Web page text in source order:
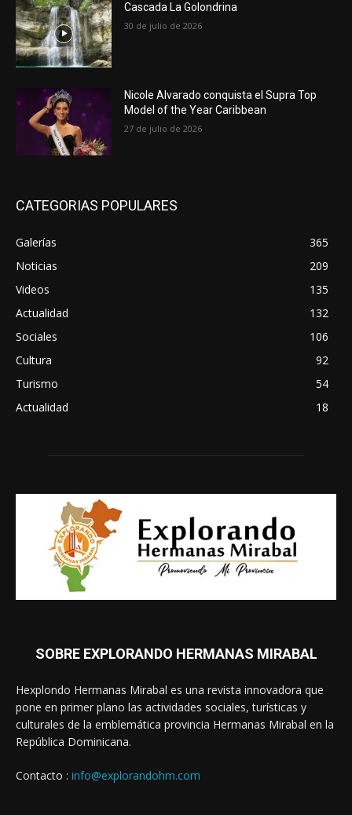
Cascada La Golondrina
30 de julio de 2026
Nicole Alvarado conquista el Supra Top
Model of the Year Caribbean
27 de julio de 2026
CATEGORIAS POPULARES
Galerías
365
Noticias
209
Videos
135
Actualidad
132
Sociales
106
Cultura
92
Turismo
54
Actualidad
18
SOBRE EXPLORANDO HERMANAS MIRABAL
Hexplondo Hermanas Mirabal es una revista innovadora que
pone en primer plano las actividades sociales, turísticas y
culturales de la emblemática provincia Hermanas Mirabal en la
República Dominicana.
Contacto : info@explorandohm.com